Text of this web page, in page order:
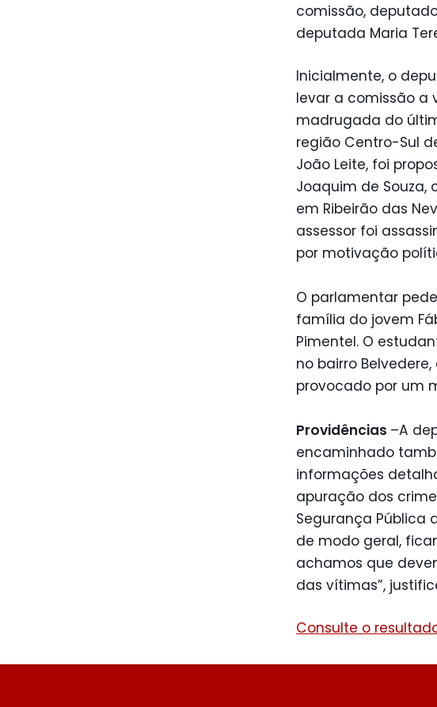
comissão,
deputada Maria
Inicialmente, o
levar a comissão a
madrugada do
região Centro-Sul
João Leite, foi
Joaquim de Souza,
em Ribeirão das
assessor foi
por motivação
O parlamentar
família do jovem
Pimentel. O
no bairro
provocado por um
Providências –A
encaminhado
informações
apuração dos
Segurança Pública
de modo geral,
achamos que
das vítimas”,
Consulte o